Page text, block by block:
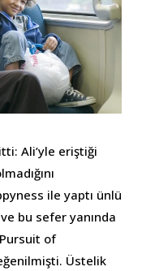
Ali’yle eriştiği
ile yaptı ünlü
bu sefer yanında
Pursuit of
Üstelik